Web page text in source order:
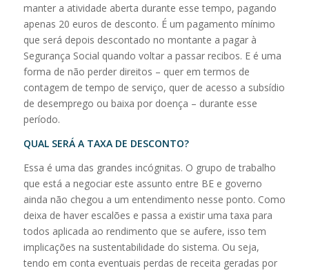
manter a atividade aberta durante esse tempo, pagando
apenas 20 euros de desconto. É um pagamento mínimo
que será depois descontado no montante a pagar à
Segurança Social quando voltar a passar recibos. E é uma
forma de não perder direitos – quer em termos de
contagem de tempo de serviço, quer de acesso a subsídio
de desemprego ou baixa por doença – durante esse
período.
QUAL SERÁ A TAXA DE DESCONTO?
Essa é uma das grandes incógnitas. O grupo de trabalho
que está a negociar este assunto entre BE e governo
ainda não chegou a um entendimento nesse ponto. Como
deixa de haver escalões e passa a existir uma taxa para
todos aplicada ao rendimento que se aufere, isso tem
implicações na sustentabilidade do sistema. Ou seja,
tendo em conta eventuais perdas de receita geradas por